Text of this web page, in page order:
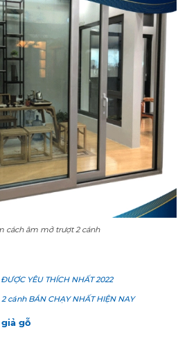
cách âm mở trượt 2 cánh
YÊU THÍCH NHẤT 2022
cánh BÁN CHẠY NHẤT HIỆN NAY
gỗ